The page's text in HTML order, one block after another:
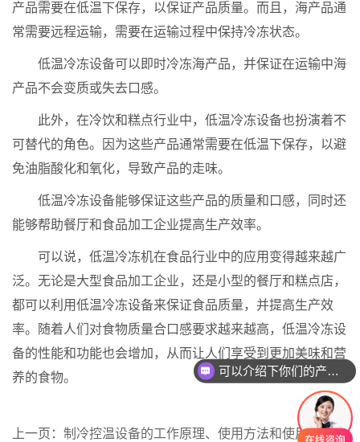
产品需要在低温下保存，以保证产品质量。而且，海产品通
常需要远程运输，需要在运输过程中保持冷冻状态。
低温冷冻设备可以即时冷冻海产品，并保证在运输中海
产品不会变质或失去口感。
此外，在冷饮和糕点行业中，低温冷冻设备也扮演着不
可替代的角色。因为这些产品通常需要在低温下保存，以避
免油脂酸化和氧化，导致产品的走味。
低温冷冻设备能够保证这些产品的质量和口感，同时还
能够帮助餐厅和食品加工企业提高生产效率。
可以说，低温冷冻机在食品行业中的应用变得越来越广
泛。无论是大型食品加工企业，还是小型的餐厅和糕点店，
都可以利用低温冷冻设备来保证食品质量，并提高生产效
率。随着人们对食物质量合口感要求越来越高，低温冷冻设
备的性能和功能也会增加，从而让人们享受到更加美味和营
养的食物。
上一页： 制冷控温设备的工作原理、使用方法和使用注意事
可以介绍下你们的产品么